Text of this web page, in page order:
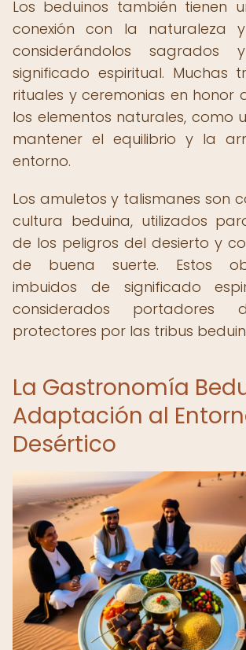
Los beduinos también tienen
conexión con la naturaleza
considerándolos sagrados
significado espiritual. Muchas
rituales y ceremonias en honor
los elementos naturales, como
mantener el equilibrio y la
entorno.
Los amuletos y talismanes son
cultura beduina, utilizados
de los peligros del desierto y
de buena suerte. Estos
imbuidos de significado
considerados portadores
protectores por las tribus
La Gastronomía
Adaptación al
Desértico